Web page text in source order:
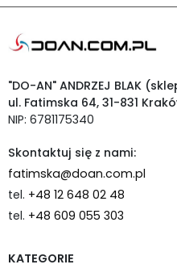
"DO-AN" ANDRZEJ BLAK
ul. Fatimska 64, 31-831
NIP: 6781175340
Skontaktuj się z nami:
fatimska@doan.com.pl
tel. +48 12 648 02 48
tel. +48 609 055 303
KATEGORIE